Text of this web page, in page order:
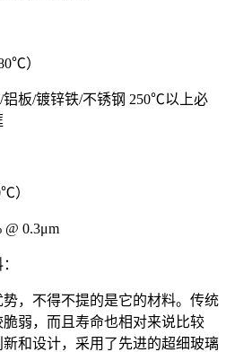
）
板/镀锌铁/不锈钢 250℃以上必
）
@ 0.3μm
，不得不提的是它的材料。传统
弱，而且寿命也相对来说比较
和设计，采用了先进的超细玻璃